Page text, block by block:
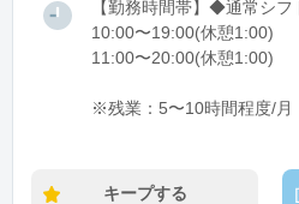
【勤務時間帯】◆通常シフ
10:00〜19:00(休憩1:00)
11:00〜20:00(休憩1:00)
※残業：5〜10時間程度/月
キープする